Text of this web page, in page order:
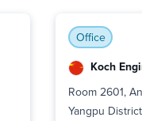
Office
Koch
Room 2601,
Yangpu District